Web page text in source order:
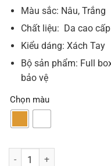
Màu sắc: Nâu, Trắng
Chất liệu: Da cao cấp
Kiểu dáng: Xách Tay
Bộ sản phẩm: Full
bảo vệ
Chọn màu
Túi Xách Gấu Nâu Trắng